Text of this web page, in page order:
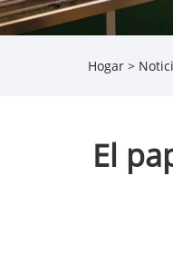
Hogar >
El